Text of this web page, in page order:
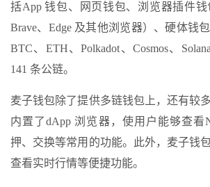
括App 钱包、网页钱包、浏览器插件钱
Brave、Edge 及其他浏览器）、硬体钱
BTC、ETH、Polkadot、Cosmos、
141 条公链。
麦子钱包除了提供多链钱包上，还有较
内置了dApp 浏览器，使用户能够查看
押、交换等常用的功能。此外，麦子钱
查看实时行情等便捷功能。